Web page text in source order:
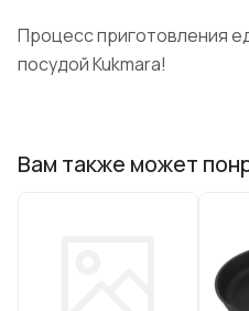
Процесс приготовления
посудой Kukmara!
Вам также может